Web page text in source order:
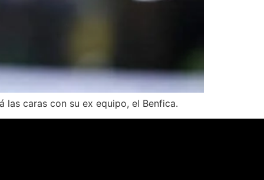
caras con su ex equipo, el Benfica.